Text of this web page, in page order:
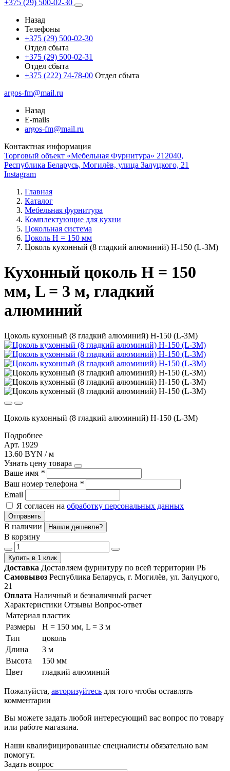
+375 (29) 500-02-30
Назад
Телефоны
+375 (29) 500-02-30
Отдел сбыта
+375 (29) 500-02-31
Отдел сбыта
+375 (222) 74-78-00 Отдел сбыта
argos-fm@mail.ru
Назад
E-mails
argos-fm@mail.ru
Контактная информация
Торговый объект «Мебельная Фурнитура» 212040,
Республика Беларусь, Могилёв, улица Залуцкого, 21
Instagram
Главная
Каталог
Мебельная фурнитура
Комплектующие для кухни
Цокольная система
Цоколь H = 150 мм
Цоколь кухонный (8 гладкий алюминий) Н-150 (L-3М)
Кухонный цоколь H = 150
мм, L = 3 м, гладкий
алюминий
Цоколь кухонный (8 гладкий алюминий) Н-150 (L-3М)
Цоколь кухонный (8 гладкий алюминий) Н-150 (L-3М)
Подробнее
Арт. 1929
13.60 BYN / м
Узнать цену товара
Ваше имя *
Ваш номер телефона *
Email
Я согласен на обработку персональных данных
Отправить
В наличии Нашли дешевле?
В корзину
Купить в 1 клик
Доставка Доставляем фурнитуру по всей территории РБ
Самовывоз Республика Беларусь, г. Могилёв, ул. Залуцкого,
21
Оплата Наличный и безналичный расчет
Характеристики Отзывы Вопрос-ответ
Материал пластик
Размеры
H = 150 мм, L = 3 м
Тип
цоколь
Длина
3 м
Высота
150 мм
Цвет
гладкий алюминий
Пожалуйста, авторизуйтесь для того чтобы оставлять
комментарии
Вы можете задать любой интересующий вас вопрос по товару
или работе магазина.
Наши квалифицированные специалисты обязательно вам
помогут.
Задать вопрос